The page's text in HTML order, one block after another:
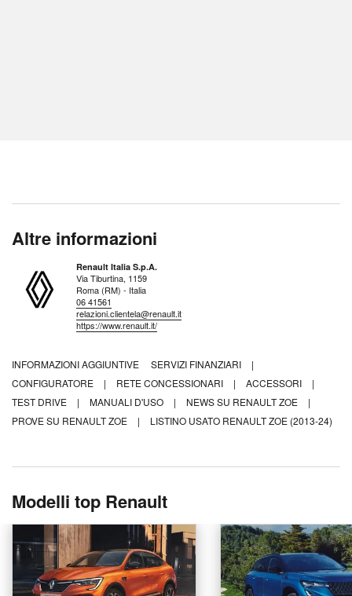
Altre informazioni
Renault Italia S.p.A.
Via Tiburtina, 1159
Roma (RM) - Italia
06 41561
relazioni.clientela@renault.it
https://www.renault.it/
INFORMAZIONI AGGIUNTIVE SERVIZI FINANZIARI
|
CONFIGURATORE
| RETE CONCESSIONARI | ACCESSORI
|
TEST DRIVE
| MANUALI D'USO | NEWS SU RENAULT ZOE
|
PROVE SU RENAULT ZOE
| LISTINO USATO RENAULT ZOE (2013-24)
Modelli top Renault